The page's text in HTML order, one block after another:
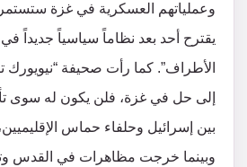
وعملياتهم العسكرية في غزة
يقترح أحد بعد نظاماً سياسياً جديداً
الأطراف”. كما رأت صحيفة “نيويورك
إلى حل في غزة، فلن يكون له سوى
وبينما خرجت مظاهرات في القدس